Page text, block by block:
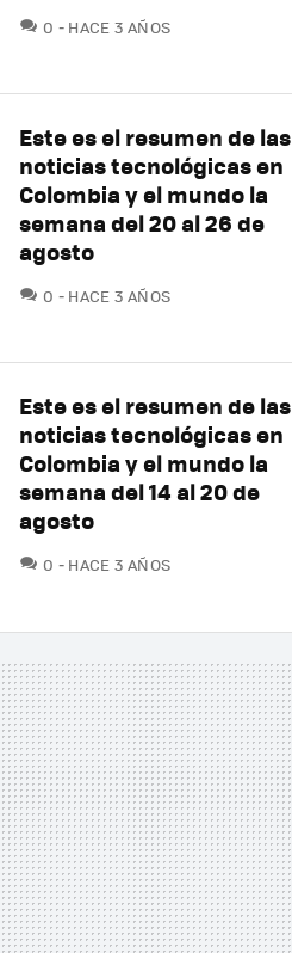
0 COMENTARIOS
HACE 3 AÑOS
Este es el resumen de las
noticias tecnológicas en
Colombia y el mundo la
semana del 20 al 26 de
agosto
0 COMENTARIOS
HACE 3 AÑOS
Este es el resumen de las
noticias tecnológicas en
Colombia y el mundo la
semana del 14 al 20 de
agosto
0 COMENTARIOS
HACE 3 AÑOS